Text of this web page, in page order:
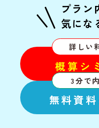
プラン
気にな
詳しい
概算シ
3分で
無料資